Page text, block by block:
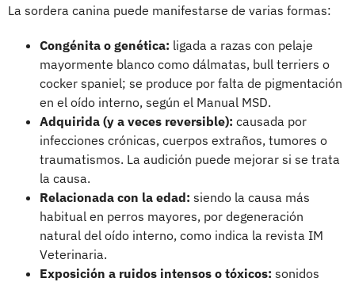
La sordera canina puede manifestarse de varias formas:
Congénita o genética: ligada a razas con pelaje
mayormente blanco como dálmatas, bull terriers o
cocker spaniel; se produce por falta de pigmentación
en el oído interno, según el Manual MSD.
Adquirida (y a veces reversible): causada por
infecciones crónicas, cuerpos extraños, tumores o
traumatismos. La audición puede mejorar si se trata
la causa.
Relacionada con la edad: siendo la causa más
habitual en perros mayores, por degeneración
natural del oído interno, como indica la revista IM
Veterinaria.
Exposición a ruidos intensos o tóxicos: sonidos